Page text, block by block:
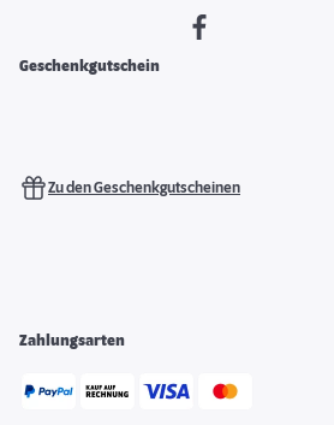
Geschenkgutschein
Zu den Geschenkgutscheinen
Zahlungsarten